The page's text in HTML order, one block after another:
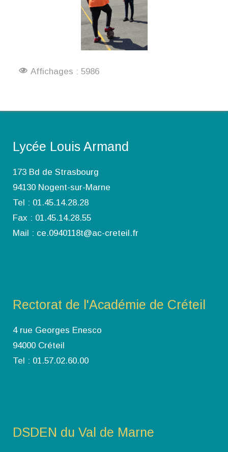
Affichages : 5986
Lycée Louis Armand
173 Bd de Strasbourg
94130 Nogent-sur-Marne
Tel : 01.45.14.28.28
Fax : 01.45.14.28.55
Mail : ce.0940118t@ac-creteil.fr
Rectorat de l'Académie de Créteil
4 rue Georges Enesco
94000 Créteil
Tel : 01.57.02.60.00
DSDEN du Val de Marne